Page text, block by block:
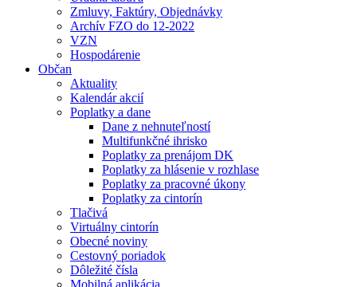
Zmluvy, Faktúry, Objednávky
Archív FZO do 12-2022
VZN
Hospodárenie
Občan
Aktuality
Kalendár akcií
Poplatky a dane
Dane z nehnuteľností
Multifunkčné ihrisko
Poplatky za prenájom DK
Poplatky za hlásenie v rozhlase
Poplatky za pracovné úkony
Poplatky za cintorín
Tlačivá
Virtuálny cintorín
Obecné noviny
Cestovný poriadok
Dôležité čísla
Mobilná aplikácia